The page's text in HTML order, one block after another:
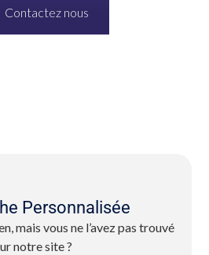
Contactez nous
Personnalisée
mais vous ne l’avez pas trouvé
notre site ?